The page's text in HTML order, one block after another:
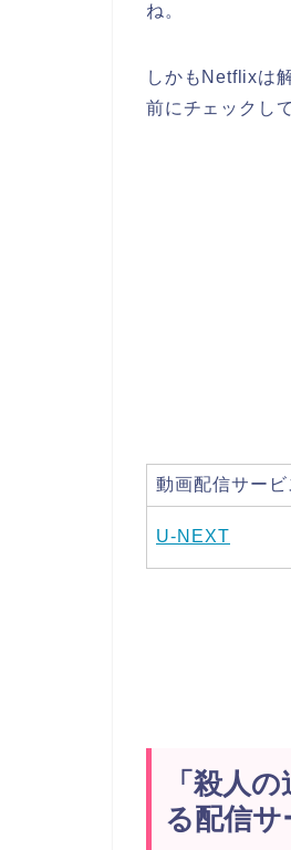
ね。
しかもNetflixは
前にチェックし
動画配信サービ
U-NEXT
「殺人
る配信サ